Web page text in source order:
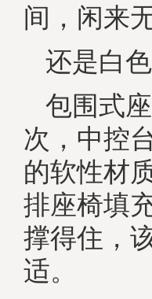
间，闲来
还是白
包围式
次，中控
的软性材
排座椅填
撑得住，
适。